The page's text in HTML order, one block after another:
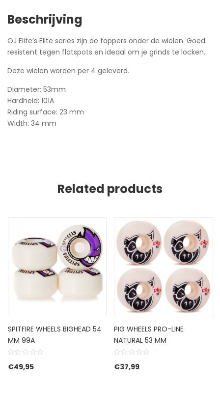
Beschrijving
OJ Elite’s Elite series zijn de toppers onder de wielen. Goed
resistent tegen flatspots en ideaal om je grinds te locken.
Deze wielen worden per 4 geleverd.
Diameter: 53mm
Hardheid: 101A
Riding surface: 23 mm
Width: 34 mm
Related products
SPITFIRE WHEELS BIGHEAD 54
MM 99A
€49,95
PIG WHEELS PRO-LINE
NATURAL 53 MM
€37,99